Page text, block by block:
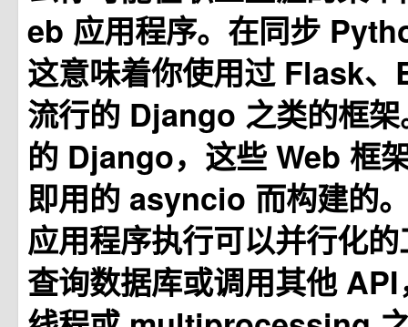
eb 应用程序。在同步
这意味着你使用过 Flask
流行的 Django 之类的框
的 Django，这些 Web 框
即用的 asyncio 而构建的
应用程序执行可以并行化
查询数据库或调用其他